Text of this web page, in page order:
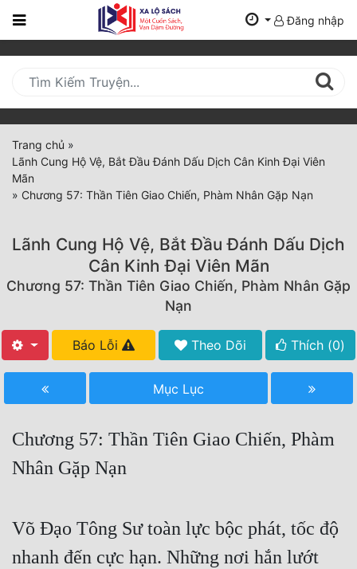
Trang
Mới
Cập
Nhật
(current)
BXH
Truyện Mới Ra
Truyện Convert
Truyện Dịch
Truyện ngắn
Đăng nhập
Trang chủ »
Lãnh Cung Hộ Vệ, Bắt Đầu Đánh Dấu Dịch Cân Kinh Đại Viên
Mãn
» Chương 57: Thần Tiên Giao Chiến, Phàm Nhân Gặp Nạn
Lãnh Cung Hộ Vệ, Bắt Đầu Đánh Dấu Dịch
Cân Kinh Đại Viên Mãn
Chương 57: Thần Tiên Giao Chiến, Phàm Nhân Gặp
Nạn
Báo Lỗi Theo Dõi Thích (0)
Mục Lục
Chương 57: Thần Tiên Giao Chiến, Phàm
Nhân Gặp Nạn
Võ Đạo Tông Sư toàn lực bộc phát, tốc độ
nhanh đến cực hạn. Những nơi hắn lướt